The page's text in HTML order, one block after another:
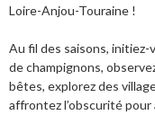
Loire-Anjou-Touraine !
Au fil des saisons,
de champignons,
bêtes, explorez des
affrontez l’obscurité